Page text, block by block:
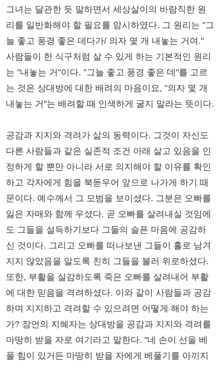
그녀는 달관한 듯 말하면서 세상살이의 바람직한 원
리를 일반화해야 할 필요를 암시하였다. 그 원리는 "그
늘 좋고 풍경 좋은 데다가/ 의자 몇 개 내놓는 거여."
사람들이 한 식구처럼 살 수 있게 하는 기본적인 원리
는 "내놓는 거"이다. "그늘 좋고 풍경 좋은 데"를 고르
는 것은 상대방에 대한 배려의 마음이요, "의자 몇 개
내놓는 거"는 배려할 때 인색하게 굴지 말라는 뜻이다.
공감과 지지와 격려가 삶의 동력이다. 그것이 자신도
다른 사람들과 같은 실존적 조건 아래 살고 있음을 인
정하게 할 뿐만 아니라 서로 의지해야 할 이유를 확인
하고 각자에게 힘을 북돋우어 앞으로 나가게 하기 때
문이다. 예수께서 그 모범을 보이셨다. 그분은 오빠를
잃은 자매와 함께 우셨다. 곧 오빠를 살려내실 것임에
도 그들을 설득하기보다 그들의 슬픈 마음에 공감하
신 것이다. 그리고 오빠를 떠나보낸 그들이 홀로 남겨
지지 않았음을 알도록 친히 그들을 불러 위로하셨다.
또한, 부활을 실감하도록 죽은 오빠를 살려내어 부활
에 대한 믿음을 격려하셨다. 이와 같이 사람들과 공감
하며 지지하고 격려할 수 있으려면 어떻게 해야 하는
가? 잠언의 지혜자는 상대방을 공감과 지지와 격려를
마땅히 받을 자로 여기라고 말한다. "네 손이 선을 베
풀 힘이 있거든 마땅히 받을 자에게 베풀기를 아끼지